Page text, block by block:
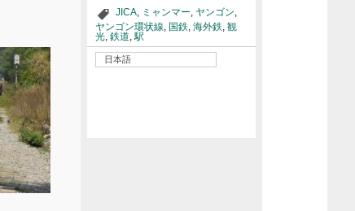
JICA, ミャンマー, ヤンゴン,
ヤンゴン環状線, 国鉄,海外鉄,観
光,鉄道,駅
日本語